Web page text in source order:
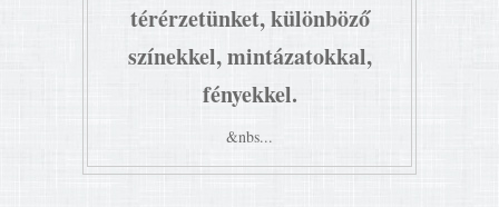
térérzetünket, különböző
színekkel, mintázatokkal,
fényekkel.
&nbs...